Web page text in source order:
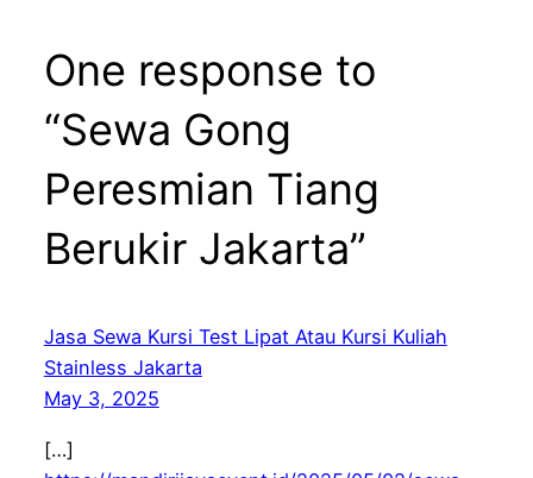
One response to
“Sewa Gong
Peresmian Tiang
Berukir Jakarta”
Jasa Sewa Kursi Test Lipat Atau Kursi Kuliah
Stainless Jakarta
May 3, 2025
[…]